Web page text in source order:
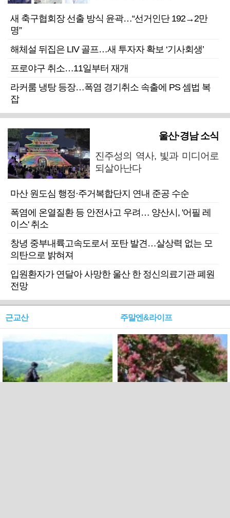
새 축구협회장 선출 방식 윤곽…“선거인단 192→2만
명”
해체설 뒤집은 LIV 골프…새 투자자 확보 ‘기사회생’
프로야구 취소…11일부터 재개
라커룸 냉탕 등장…폭염 경기취소 속출에 PS 셈법 복
잡
울산·경남 소식
진주성의 역사, 빛과 미디어로
되살아난다
마산 원도심 행정·주거복합단지 연내 준공 수순
폭염에 온열질환 등 안전사고 우려… 양산시, '어필 레
이스' 취소
창녕 중부내륙고속도로서 포탄 발견…살상력 없는 모
의탄으로 밝혀져
입원환자가 연달아 사망한 울산 한 정신의료기관 폐원
전망
근교산 주말엔&라이프